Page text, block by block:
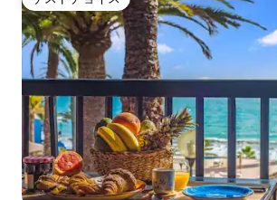
ゲストチョイス